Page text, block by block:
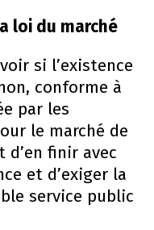
loi du marché
si l’existence
conforme à
par les
le marché de
d’en finir avec
et d’exiger la
service public